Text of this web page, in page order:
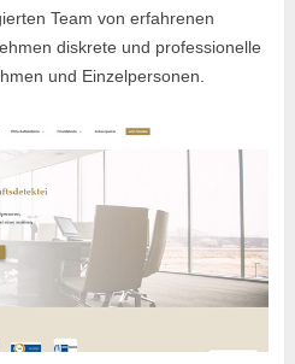
Team von erfahrenen
diskrete und professionelle
und Einzelpersonen.